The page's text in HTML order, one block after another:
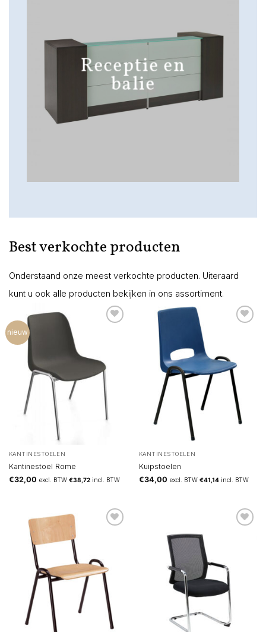
Receptie en
balie
Best verkochte producten
Onderstaand onze meest verkochte producten. Uiteraard
kunt u ook alle producten bekijken in ons assortiment.
nieuw
KANTINESTOELEN
Kantinestoel Rome
€32,00 excl. BTW €38,72incl. BTW
KANTINESTOELEN
Kuipstoelen
€34,00 excl. BTW €41,14incl. BTW